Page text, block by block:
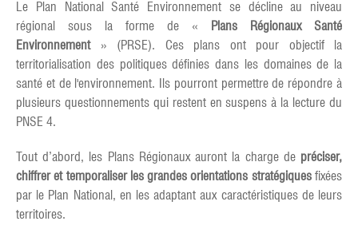
Le Plan National Santé Environnement se décline au niveau
régional sous la forme de « Plans Régionaux Santé
Environnement» (PRSE). Ces plans ont pour objectif la
territorialisation des politiques définies dans les domaines de la
santé et de l'environnement. Ils pourront permettre de répondre à
plusieurs questionnements qui restent en suspens à la lecture du
PNSE 4.
Tout d’abord, les Plans Régionaux auront la charge de préciser,
chiffrer et temporaliser les grandes orientations stratégiques fixées
par le Plan National, en les adaptant aux caractéristiques de leurs
territoires.